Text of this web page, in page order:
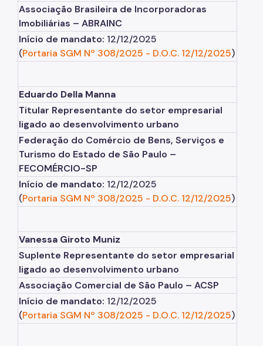
Associação Brasileira de Incorporadoras
Imobiliárias – ABRAINC
Início de mandato: 12/12/2025
(Portaria SGM Nº 308/2025 - D.O.C. 12/12/2025)
Eduardo Della Manna
Titular Representante do setor empresarial
ligado ao desenvolvimento urbano
Federação do Comércio de Bens, Serviços e
Turismo do Estado de São Paulo –
FECOMÉRCIO-SP
Início de mandato: 12/12/2025
(Portaria SGM Nº 308/2025 - D.O.C. 12/12/2025)
Vanessa Giroto Muniz
Suplente Representante do setor empresarial
ligado ao desenvolvimento urbano
Associação Comercial de São Paulo – ACSP
Início de mandato: 12/12/2025
(Portaria SGM Nº 308/2025 - D.O.C. 12/12/2025)